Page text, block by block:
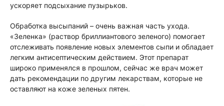
ускоряет подсыхание пузырьков.
Обработка высыпаний – очень важная часть ухода.
«Зеленка» (раствор бриллиантового зеленого) помогает
отслеживать появление новых элементов сыпи и обладает
легким антисептическим действием. Этот препарат
широко применялся в прошлом, сейчас же врач может
дать рекомендации по другим лекарствам, которые не
оставляют на коже зеленых пятен.